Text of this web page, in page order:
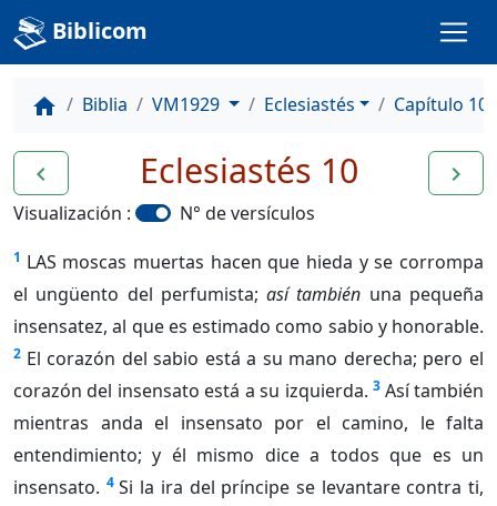
Biblicom
home Biblia VM1929 Eclesiastés Capítulo 10
navigate_before navigate_next
Eclesiastés 10
Visualización : N° de versículos
1 LAS moscas muertas hacen que hieda y se corrompa
el ungüento del perfumista;así también una pequeña
insensatez, al que es estimado como sabio y honorable.
2 El corazón del sabio está a su mano derecha; pero el
corazón del insensato está a su izquierda. 3 Así también
mientras anda el insensato por el camino, le falta
entendimiento; y él mismo dice a todos que es un
insensato. 4 Si la ira del príncipe se levantare contra ti,